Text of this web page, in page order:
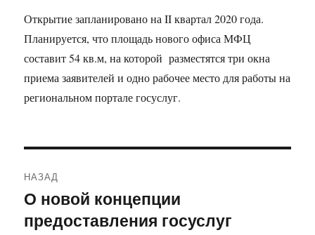
Открытие запланировано на II квартал 2020 года.
Планируется, что площадь нового офиса МФЦ
составит 54 кв.м, на которой разместятся три окна
приема заявителей и одно рабочее место для работы на
региональном портале госуслуг.
по
записям
НАЗАД
Предыдущая
запись:
О новой концепции
предоставления госуслуг